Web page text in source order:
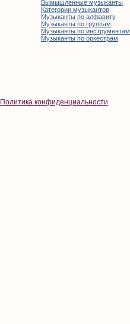
Вымышленные музыканты
Категории музыкантов
Музыканты по алфавиту
Музыканты по группам
Музыканты по инструментам
Музыканты по оркестрам
Политика конфиденциальности